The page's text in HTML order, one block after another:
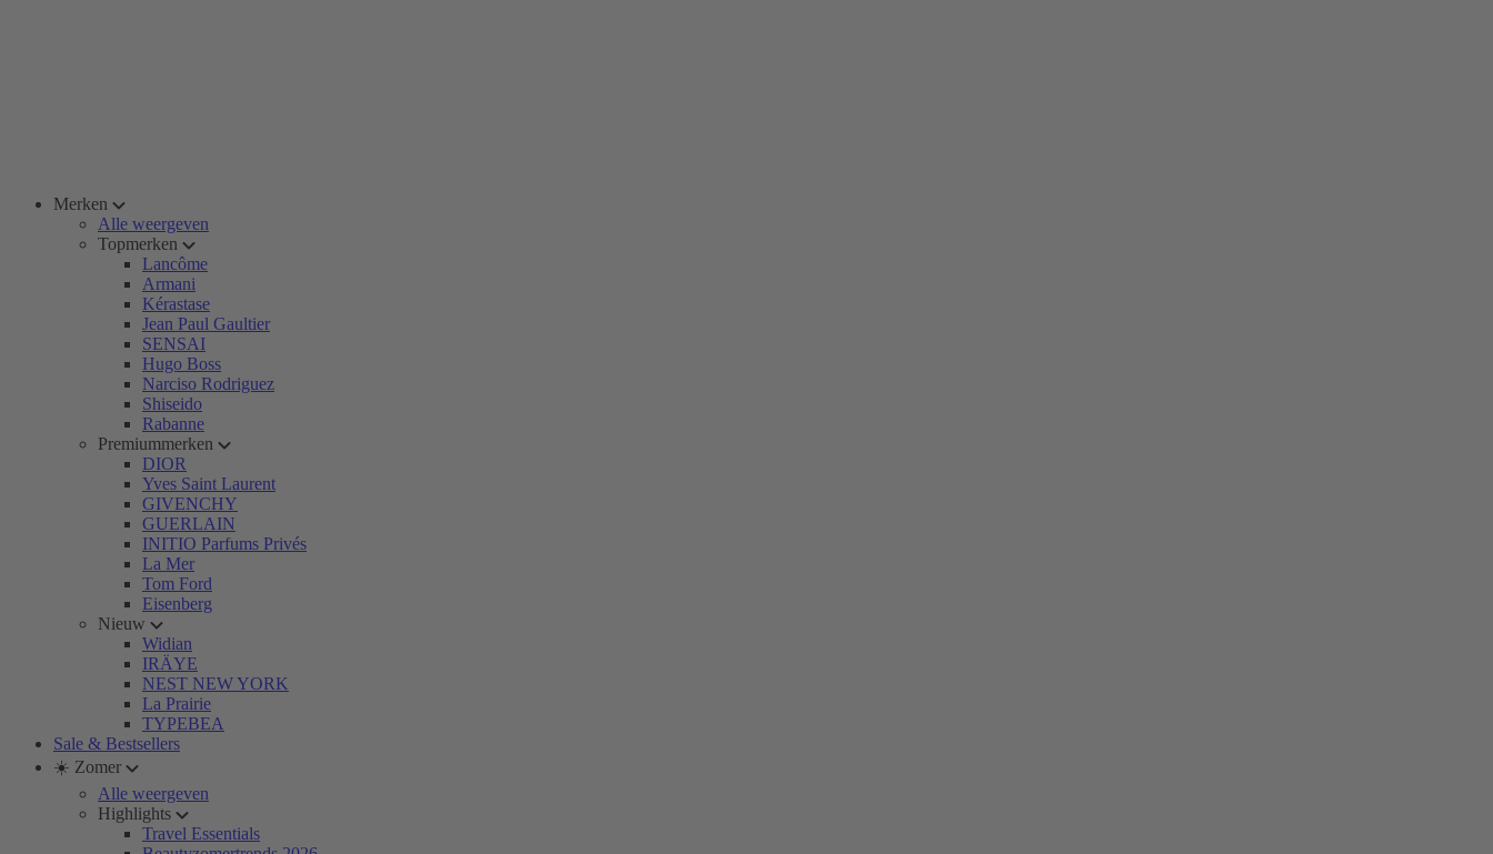
Merken
Alle weergeven
Topmerken
Lancôme
Armani
Kérastase
Jean Paul Gaultier
SENSAI
Hugo Boss
Narciso Rodriguez
Shiseido
Rabanne
Premiummerken
DIOR
Yves Saint Laurent
GIVENCHY
GUERLAIN
INITIO Parfums Privés
La Mer
Tom Ford
Eisenberg
Nieuw
Widian
IRÄYE
NEST NEW YORK
La Prairie
TYPEBEA
Sale & Bestsellers
☀️ Zomer
Alle weergeven
Highlights
Travel Essentials